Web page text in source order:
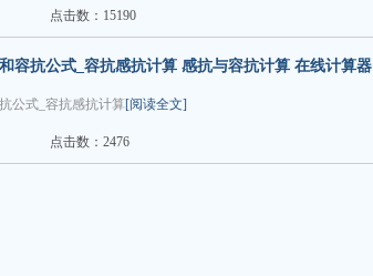
点击数：15190
容抗公式_容抗感抗计算 感抗与容抗计算 在线计算器
公式_容抗感抗计算[阅读全文]
点击数：2476